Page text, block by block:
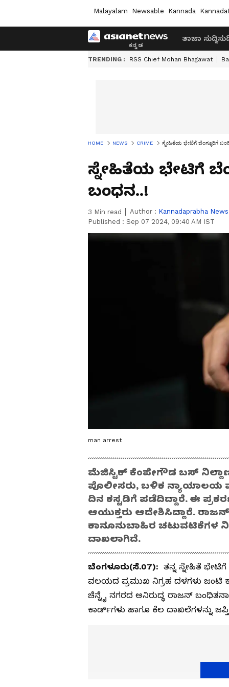
Malayalam Newsable Kannada
ತಾಜಾ ಸುದ್ದಿ
TRENDING : RSS Chief Mohan Bhagawat
HOME NEWS CRIME ಸ್ನೇಹಿತೆಯ ಭೇಟಿಗೆ ಬೆಂಗ್ಳೂರಿಗೆ
ಸ್ನೇಹಿತೆಯ ಭೇಟಿಗೆ
ಬಂಧನ..!
3 Min read Author : Kannadaprabha News
Published : Sep 07 2024, 09:40 AM IST
man arrest
ಮೆಜಿಸ್ಟಿಕ್ ಕೆಂಪೇಗೌಡ ಬಸ್
ಪೊಲೀಸರು, ಬಳಿಕ ನ್ಯಾಯಾಲಯ
ದಿನ ಕಸ್ಟಡಿಗೆ ಪಡೆದಿದ್ದಾರೆ. ಈ
ಆಯುಕ್ತರು ಆದೇಶಿಸಿದ್ದಾರೆ.
ಕಾನೂನುಬಾಹಿರ
ದಾಖಲಾಗಿದೆ.
ಬೆಂಗಳೂರು(ಸೆ.07): ತನ್ನ ಸ್ನೇಹಿತೆ
ವಲಯದ ಪ್ರಮುಖ ನಿಗ್ರಹ ದಳಗಳು ಜಂಟಿ
ಚೆನ್ನೈ ನಗರದ ಅನಿರುದ್ಧ ರಾಜನ್
ಕಾರ್ಡ್‌ಗಳು ಹಾಗೂ ಕೆಲ ದಾಖಲೆಗಳನ್ನು